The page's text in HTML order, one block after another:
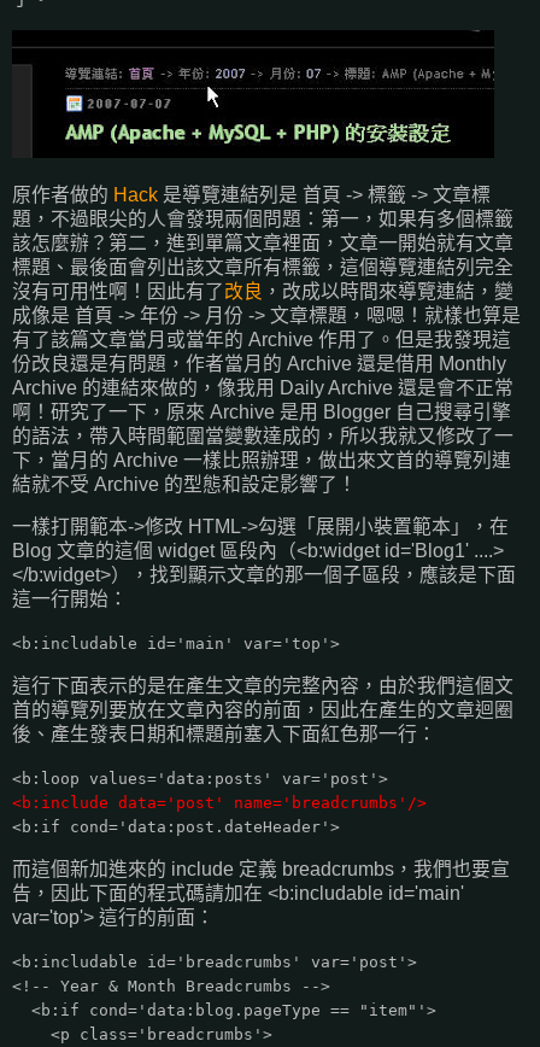
原作者做的 Hack 是導覽連結列是 首頁 -> 標籤 -> 文章標
題，不過眼尖的人會發現兩個問題：第一，如果有多個標籤
該怎麼辦？第二，進到單篇文章裡面，文章一開始就有文章
標題、最後面會列出該文章所有標籤，這個導覽連結列完全
沒有可用性啊！因此有了改良 ，改成以時間來導覽連結，變
成像是 首頁 -> 年份 -> 月份 -> 文章標題，嗯嗯！就樣也算是
有了該篇文章當月或當年的 Archive 作用了。但是我發現這
份改良還是有問題，作者當月的 Archive 還是借用 Monthly
Archive 的連結來做的，像我用 Daily Archive 還是會不正常
啊！研究了一下，原來 Archive 是用 Blogger 自己搜尋引擎
的語法，帶入時間範圍當變數達成的，所以我就又修改了一
下，當月的 Archive 一樣比照辦理，做出來文首的導覽列連
結就不受 Archive 的型態和設定影響了！
一樣打開範本->修改 HTML->勾選「展開小裝置範本」，在
Blog 文章的這個 widget 區段內（<b:widget id='Blog1' ....>
</b:widget>），找到顯示文章的那一個子區段，應該是下面
這一行開始：
<b:includable id='main' var='top'>
這行下面表示的是在產生文章的完整內容，由於我們這個文
首的導覽列要放在文章內容的前面，因此在產生的文章迴圈
後、產生發表日期和標題前塞入下面紅色那一行：
<b:loop values='data:posts' var='post'>
<b:include data='post' name='breadcrumbs'/>
<b:if cond='data:post.dateHeader'>
而這個新加進來的 include 定義 breadcrumbs，我們也要宣
告，因此下面的程式碼請加在 <b:includable id='main'
var='top'> 這行的前面：
<b:includable id='breadcrumbs' var='post'>
<!-- Year & Month Breadcrumbs -->
<b:if cond='data:blog.pageType == "item"'>
<p class='breadcrumbs'>